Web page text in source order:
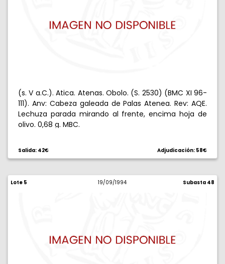
(s. V a.C.). Atica. Atenas. Obolo. (S. 2530) (BMC XI 96-
111). Anv: Cabeza galeada de Palas Atenea. Rev: AQE.
Lechuza parada mirando al frente, encima hoja de
olivo. 0,68 g. MBC.
Salida: 42€ Adjudicación: 58€
Lote 5 19/09/1994 Subasta 48